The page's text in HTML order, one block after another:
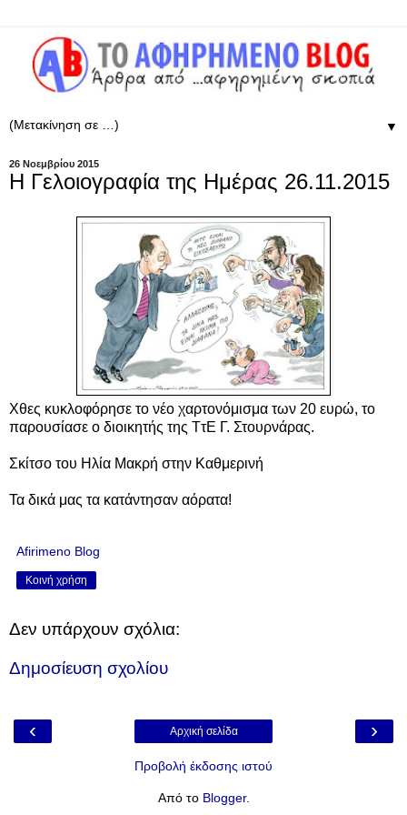
▼
26 Νοεμβρίου 2015
Η Γελοιογραφία της Ημέρας 26.11.2015
Χθες κυκλοφόρησε το νέο χαρτονόμισμα των 20 ευρώ, το
παρουσίασε ο διοικητής της ΤτΕ Γ. Στουρνάρας.
Σκίτσο του Ηλία Μακρή στην Καθμερινή
Τα δικά μας τα κατάντησαν αόρατα!
Afirimeno Blog
Κοινή χρήση
Δεν υπάρχουν σχόλια:
Δημοσίευση σχολίου
‹ ›
Αρχική σελίδα
Προβολή έκδοσης ιστού
Από το Blogger.